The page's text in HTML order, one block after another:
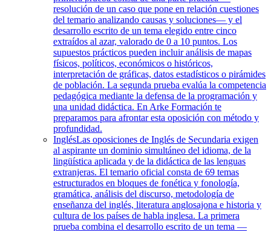
resolución de un caso que pone en relación cuestiones
del temario analizando causas y soluciones— y el
desarrollo escrito de un tema elegido entre cinco
extraídos al azar, valorado de 0 a 10 puntos. Los
supuestos prácticos pueden incluir análisis de mapas
físicos, políticos, económicos o históricos,
interpretación de gráficas, datos estadísticos o pirámides
de población. La segunda prueba evalúa la competencia
pedagógica mediante la defensa de la programación y
una unidad didáctica. En Arke Formación te
preparamos para afrontar esta oposición con método y
profundidad.
InglésLas oposiciones de Inglés de Secundaria exigen
al aspirante un dominio simultáneo del idioma, de la
lingüística aplicada y de la didáctica de las lenguas
extranjeras. El temario oficial consta de 69 temas
estructurados en bloques de fonética y fonología,
gramática, análisis del discurso, metodología de
enseñanza del inglés, literatura anglosajona e historia y
cultura de los países de habla inglesa. La primera
prueba combina el desarrollo escrito de un tema —